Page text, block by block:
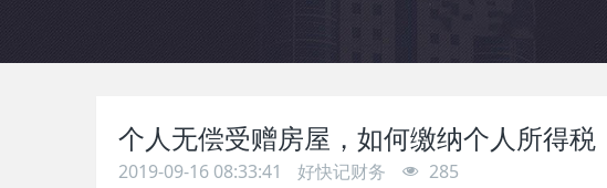
个人无偿受赠房屋，如何缴纳个人所得税
2019-09-16 08:33:41 好快记财务 285